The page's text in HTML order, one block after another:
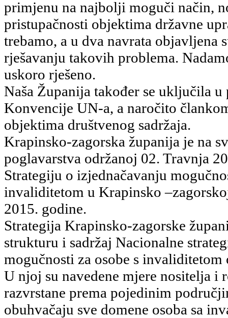
primjenu na najbolji moguči način,
pristupačnosti objektima državne
trebamo, a u dva navrata objavljena
rješavanju takovih problema.
uskoro rješeno.
Naša Županija također se uključila
Konvencije UN-a, a naročito
objektima društvenog sadržaja.
Krapinsko-zagorska županija je na
poglavarstva održanoj 02. Travnja
Strategiju o izjednačavanju
invaliditetom u Krapinsko
2015. godine.
Strategija Krapinsko-zagorske
strukturu i sadržaj Nacionalne
mogučnosti za osobe s
U njoj su navedene mjere nositelja i
razvrstane prema pojedinim
obuhvačaju sve domene osoba sa